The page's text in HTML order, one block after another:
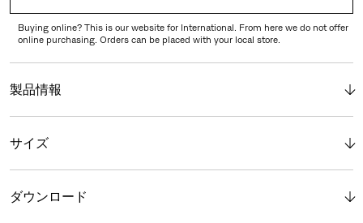
Buying online? This is our website for International. From here we do not offer
online purchasing. Orders can be placed with your local store.
製品情報
サイズ
ダウンロード